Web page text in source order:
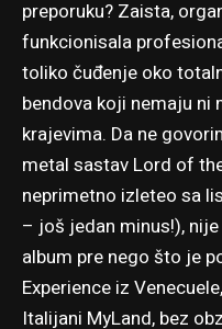
preporuku? Zaista,
funkcionisala
toliko čuđenje oko
bendova koji nemaju ni
krajevima. Da ne
metal sastav Lord of
neprimetno izleteo sa
– još jedan minus!),
album pre nego što je
Experience iz
Italijani MyLand, bez